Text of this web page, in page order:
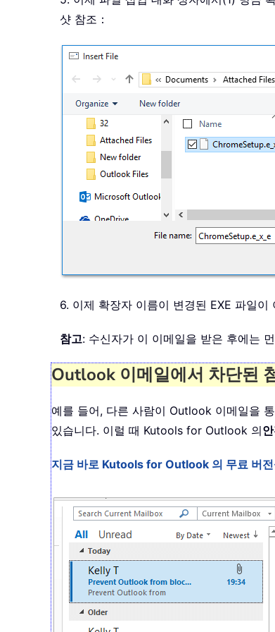
샷 참조：
6. 이제 확장자 이름이 변경된 EXE 파일
참고: 수신자가 이 이메일을 받은 후에는
Outlook 이메일에서 차단된
예를 들어, 다른 사람이 Outlook 이메일을
있습니다. 이럴 때 Kutools for Outlook 의
지금 바로 Kutools for Outlook 의 무료 버